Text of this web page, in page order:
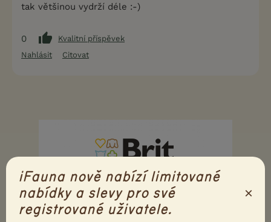
tak většinou vydrží déle :-)
0
Kvalitní příspěvek
Nahlásit
Citovat
iFauna nově nabízí limitované
nabídky a slevy pro své
registrované uživatele.
×